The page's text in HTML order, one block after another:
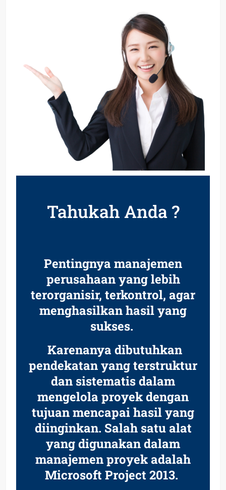
Tahukah Anda ?
Pentingnya manajemen
perusahaan yang lebih
terorganisir, terkontrol, agar
menghasilkan hasil yang
sukses.
Karenanya dibutuhkan
pendekatan yang terstruktur
dan sistematis dalam
mengelola proyek dengan
tujuan mencapai hasil yang
diinginkan. Salah satu alat
yang digunakan dalam
manajemen proyek adalah
Microsoft Project 2013.